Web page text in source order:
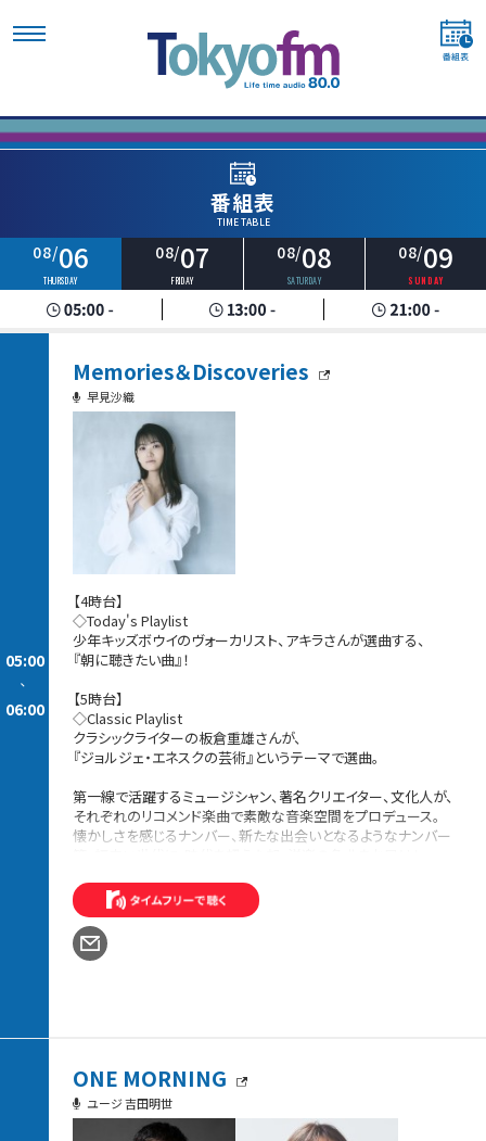
番組表
TIME TABLE
08/06
THURSDAY
08/07
FRIDAY
08/08
SATURDAY
08/09
SUNDAY
05:00
-
06:00
Memories＆Discoveries
早見沙織
【4時台】
◇Today's Playlist
少年キッズボウイのヴォーカリスト、アキラさんが選曲する、
『朝に聴きたい曲』！
【5時台】
◇Classic Playlist
クラシックライターの板倉重雄さんが、
『ジョルジェ・エネスクの芸術』というテーマで選曲。
第一線で活躍するミュージシャン、著名クリエイター、文化人が、
それぞれのリコメンド楽曲で素敵な音楽空間をプロデュース。
懐かしさを感じるナンバー、新たな出会いとなるようなナンバー
続きを読む
ONE MORNING
ユージ 吉田明世